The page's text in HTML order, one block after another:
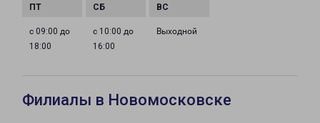
с 09:00 до
18:00
с 10:00 до
16:00
Выходной
Филиалы в Новомосковске